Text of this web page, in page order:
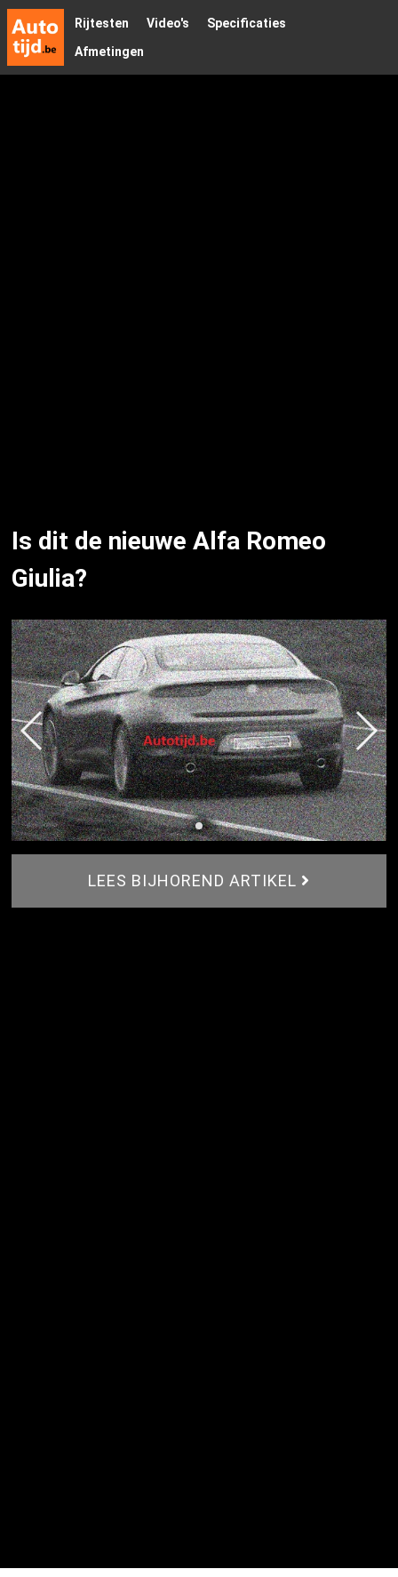
Rijtesten Video's
Specificaties
Afmetingen
Is dit de nieuwe Alfa Romeo
Giulia?
LEES BIJHOREND ARTIKEL